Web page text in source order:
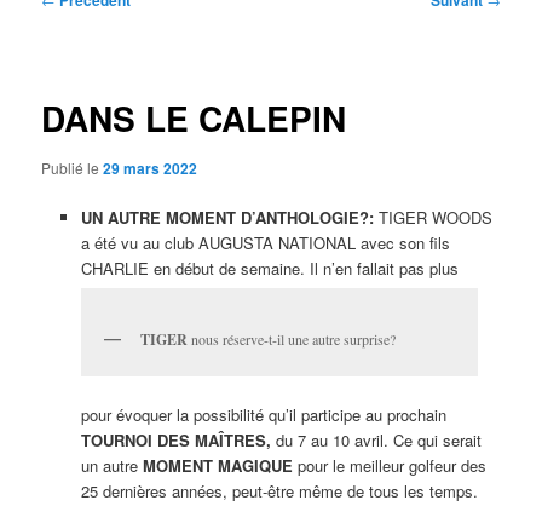
DANS LE CALEPIN
Publié le29 mars 2022
UN AUTRE MOMENT D’ANTHOLOGIE?: TIGER WOODS
a été vu au club AUGUSTA NATIONAL avec son fils
CHARLIE en début de semaine. Il n’en fallait pas plus
TIGER nous réserve-t-il une autre surprise?
pour évoquer la possibilité qu’il participe au prochain
TOURNOI DES MAÎTRES, du 7 au 10 avril. Ce qui serait
un autre MOMENT MAGIQUE pour le meilleur golfeur des
25 dernières années, peut-être même de tous les temps.